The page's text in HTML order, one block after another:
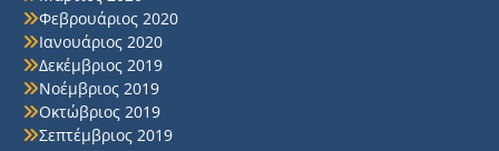
Φεβρουάριος 2020
Ιανουάριος 2020
Δεκέμβριος 2019
Νοέμβριος 2019
Οκτώβριος 2019
Σεπτέμβριος 2019